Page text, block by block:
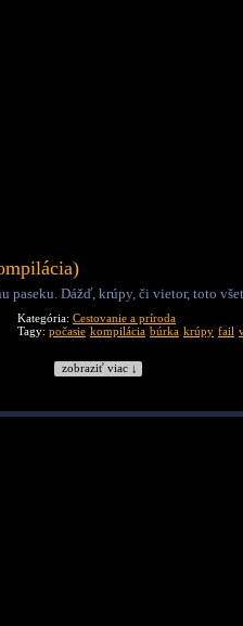
paseku. Dážď, krúpy, či vietor, toto
Kategória: Cestovanie a príroda
Tagy: počasie kompilácia búrka krúpy fail
zobraziť viac ↓